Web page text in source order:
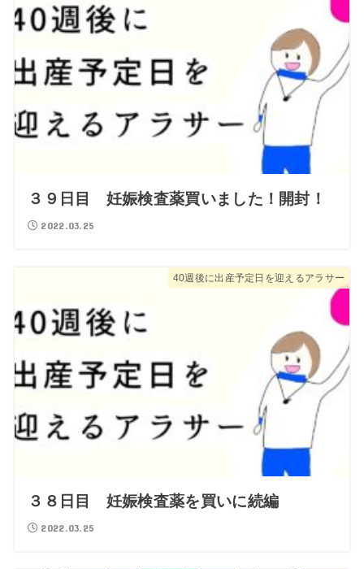
３９日目 妊娠検査薬買いました！開封！
2022.03.25
40週後に出産予定日を迎えるアラサー
３８日目 妊娠検査薬を買いに続編
2022.03.25